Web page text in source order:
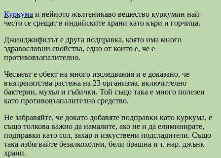
Куркума и нейното жълтеникаво вещество куркумин най-
често се срещат в индийските храни като къри и горчица.
Джинджифилът е друга подправка, която има много
здравословни свойства, едно от които е, че е
противовъзпалително.
Чесънът е обект на много изследвания и е доказано, че
възпрепятства растежа на 23 организма, включително
бактерии, мухъл и гъбички. Той също така е много полезен
като противовъзпалително средство.
Не забравяйте, че докато добавяте подправки като куркума, е
също толкова важно да намалите, ако не и да елиминирате,
подправки като сол, захар и изкуствени подсладители. Също
така избягвайте безалкохолни, бели брашна и т. нар. джънк
храни.